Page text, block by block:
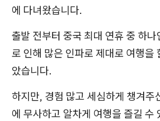
에 다녀왔습니다.
출발 전부터 중국 최대 연휴 중 하
로 인해 많은 인파로 제대로 여행을
았습니다.
하지만, 경험 많고 세심하게 챙겨주
에 무사하고 알차게 여행을 즐길 수